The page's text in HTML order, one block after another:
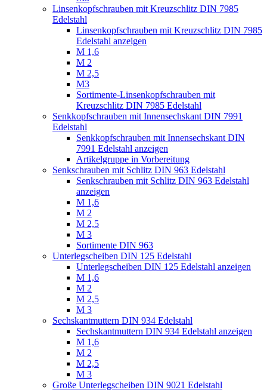
Linsenkopfschrauben mit Kreuzschlitz DIN 7985
Edelstahl
Linsenkopfschrauben mit Kreuzschlitz DIN 7985
Edelstahl anzeigen
M 1,6
M 2
M 2,5
M3
Sortimente-Linsenkopfschrauben mit
Kreuzschlitz DIN 7985 Edelstahl
Senkkopfschrauben mit Innensechskant DIN 7991
Edelstahl
Senkkopfschrauben mit Innensechskant DIN
7991 Edelstahl anzeigen
Artikelgruppe in Vorbereitung
Senkschrauben mit Schlitz DIN 963 Edelstahl
Senkschrauben mit Schlitz DIN 963 Edelstahl
anzeigen
M 1,6
M 2
M 2,5
M 3
Sortimente DIN 963
Unterlegscheiben DIN 125 Edelstahl
Unterlegscheiben DIN 125 Edelstahl anzeigen
M 1,6
M 2
M 2,5
M 3
Sechskantmuttern DIN 934 Edelstahl
Sechskantmuttern DIN 934 Edelstahl anzeigen
M 1,6
M 2
M 2,5
M 3
Große Unterlegscheiben DIN 9021 Edelstahl